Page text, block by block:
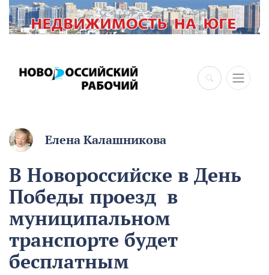
×
Елена Калашникова
В Новороссийске в День
Победы проезд в
муниципальном
транспорте будет
бесплатным